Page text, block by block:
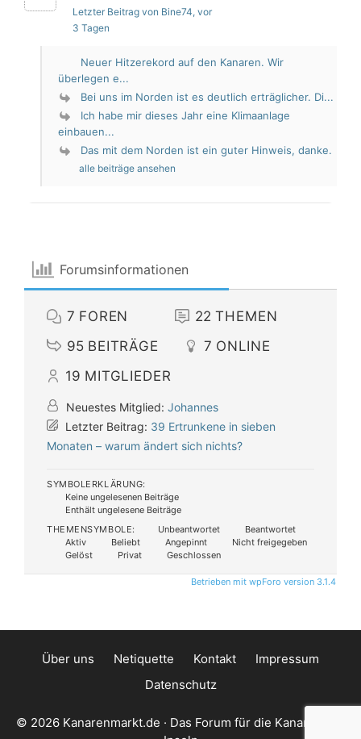
Letzter Beitrag von Bine74, vor
3 Tagen
Neuer Hitzerekord auf den Kanaren. Wir
überlegen e...
Bei uns im Norden ist es deutlich erträglicher. Di...
Ich habe mir dieses Jahr eine Klimaanlage
einbauen...
Das mit dem Norden ist ein guter Hinweis, danke.
alle beiträge ansehen
Forumsinformationen
7 FOREN 22 THEMEN
95 BEITRÄGE 7 ONLINE
19 MITGLIEDER
Neuestes Mitglied: Johannes
Letzter Beitrag: 39 Ertrunkene in sieben
Monaten – warum ändert sich nichts?
SYMBOLERKLÄRUNG:
Keine ungelesenen Beiträge
Enthält ungelesene Beiträge
THEMENSYMBOLE:
Unbeantwortet
Beantwortet
Aktiv
Beliebt Angepinnt
Nicht freigegeben
Gelöst
Privat Geschlossen
Betrieben mit wpForo version 3.1.4
Über uns Netiquette Kontakt
Impressum
Datenschutz
© 2026 Kanarenmarkt.de · Das Forum für die Kanarischen